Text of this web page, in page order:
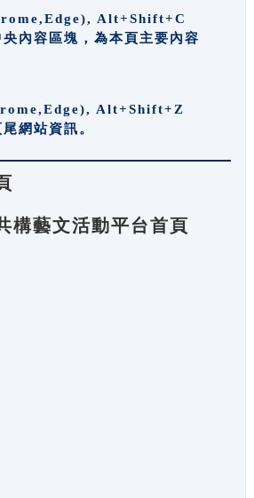
Alt+Shift+C
內容區塊，為本頁主要內容
Alt+Shift+Z
網站資訊。
構藝文活動平台首頁